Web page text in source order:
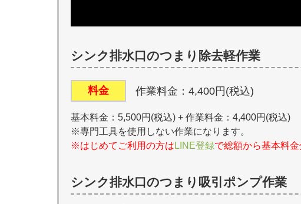
シンク排水口のつまり除去軽作業
料金 作業料金：4,400円(税込)
基本料金：5,500円(税込) + 作業料金：4,400円(税込)
※専門工具を使用しない作業になります。
※はじめてご利用の方は LINE登録で総額から基本料
シンク排水口のつまり吸引ポンプ作業